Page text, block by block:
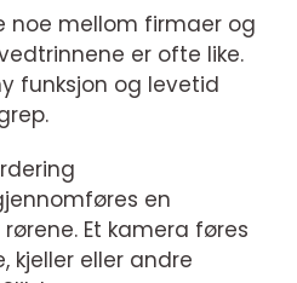
noe mellom firmaer og
er ofte like.
funksjon og levetid
en
Et kamera føres
kjeller eller andre